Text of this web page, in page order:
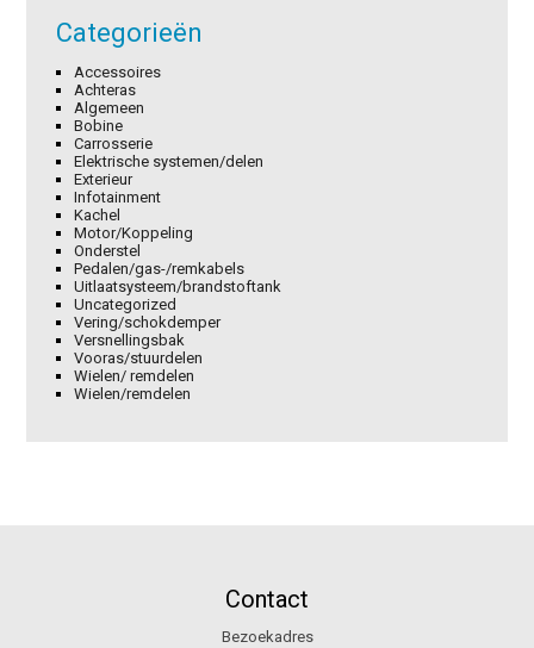
Categorieën
Accessoires
Achteras
Algemeen
Bobine
Carrosserie
Elektrische systemen/delen
Exterieur
Infotainment
Kachel
Motor/Koppeling
Onderstel
Pedalen/gas-/remkabels
Uitlaatsysteem/brandstoftank
Uncategorized
Vering/schokdemper
Versnellingsbak
Vooras/stuurdelen
Wielen/ remdelen
Wielen/remdelen
Contact
Bezoekadres